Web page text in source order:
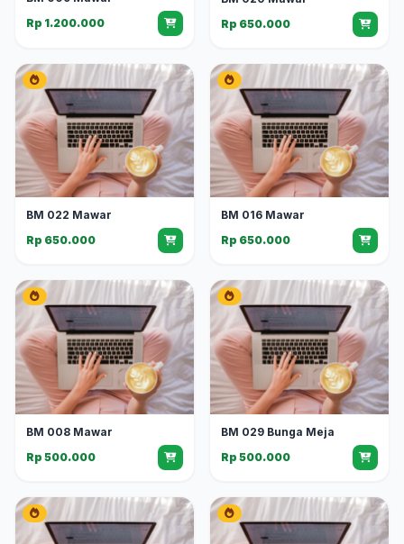
Rp 1.200.000
Rp 650.000
BM 022 Mawar
Rp 650.000
BM 016 Mawar
Rp 650.000
BM 008 Mawar
Rp 500.000
BM 029 Bunga Meja
Rp 500.000